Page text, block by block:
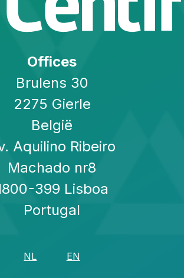
Offices
Brulens 30
2275 Gierle
België
Aquilino Ribeiro
Machado nr8
399 Lisboa
Portugal
NL EN